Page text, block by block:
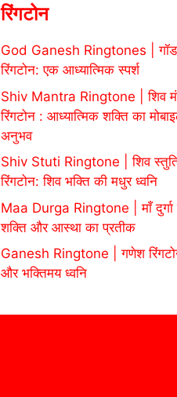
रिंगटोन
God Ganesh Ringtones |
रिंगटोन: एक आध्यात्मिक स्पर्श
Shiv Mantra Ringtone | शिव
रिंगटोन : आध्यात्मिक शक्ति का
अनुभव
Shiv Stuti Ringtone | शिव
रिंगटोन: शिव भक्ति की मधुर ध्वनि
Maa Durga Ringtone | माँ दुर्गा
शक्ति और आस्था का प्रतीक
Ganesh Ringtone | गणेश
और भक्तिमय ध्वनि